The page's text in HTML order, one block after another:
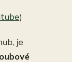
)
je